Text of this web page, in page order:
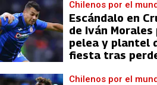
Chilenos por el
Escándalo en
de Iván
pelea y plantel
fiesta tras
Chilenos por el